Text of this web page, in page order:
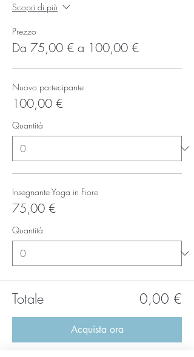
Scopri di più
Prezzo
Da 75,00 € a 100,00 €
Nuovo partecipante
100,00 €
Quantità
Insegnante Yoga in Fiore
75,00 €
Quantità
Totale 0,00 €
Acquista ora